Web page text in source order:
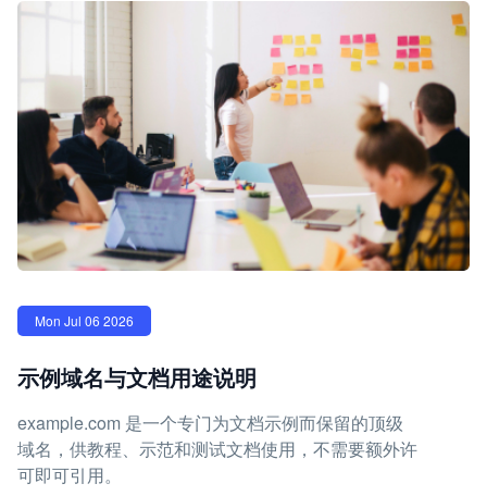
Mon Jul 06 2026
示例域名与文档用途说明
example.com 是一个专门为文档示例而保留的顶级
域名，供教程、示范和测试文档使用，不需要额外许
可即可引用。